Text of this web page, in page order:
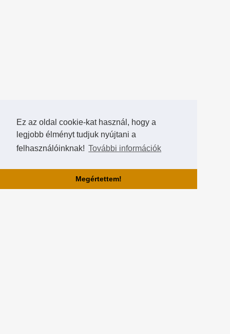
Ez az oldal cookie-kat használ, hogy a
legjobb élményt tudjuk nyújtani a
felhasználóinknak! További információk
Megértettem!